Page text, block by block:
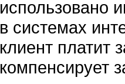
использовано
в системах
клиент платит
компенсирует